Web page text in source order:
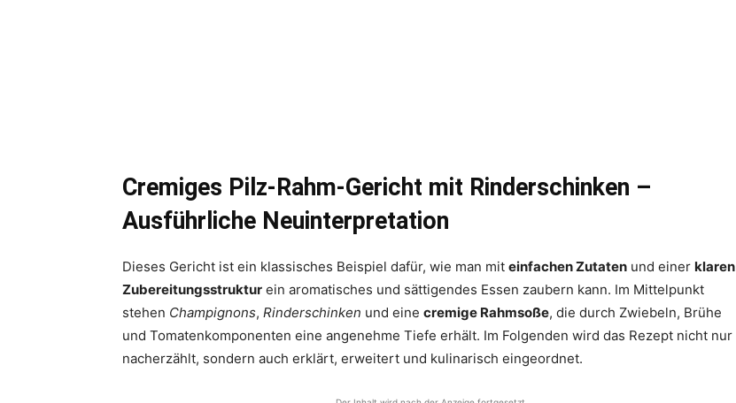
Cremiges Pilz-Rahm-Gericht mit Rinderschinken –
Ausführliche Neuinterpretation
Dieses Gericht ist ein klassisches Beispiel dafür, wie man mit einfachen Zutaten und einer klaren
Zubereitungsstruktur ein aromatisches und sättigendes Essen zaubern kann. Im Mittelpunkt
stehen Champignons, Rinderschinken und eine cremige Rahmsoße, die durch Zwiebeln, Brühe
und Tomatenkomponenten eine angenehme Tiefe erhält. Im Folgenden wird das Rezept nicht nur
nacherzählt, sondern auch erklärt, erweitert und kulinarisch eingeordnet.